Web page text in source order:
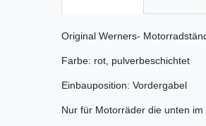
Original Werners-
Farbe: rot, pulverbeschichtet
Einbauposition: Vordergabel
Nur für Motorräder die unten